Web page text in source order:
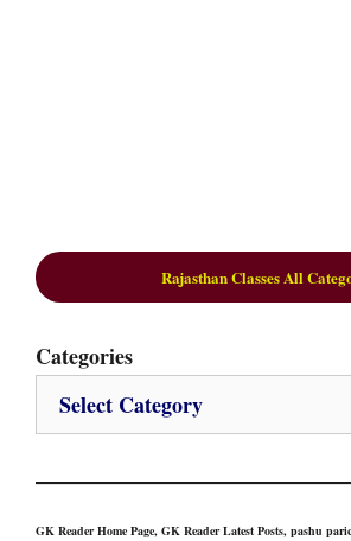
Rajasthan Classes All
Categories
GK Reader Home Page, GK Reader Latest Posts, pashu